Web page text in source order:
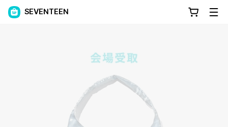
SEVENTEEN